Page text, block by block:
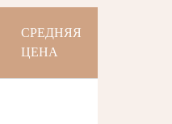
СРЕДНЯЯ
ЦЕНА